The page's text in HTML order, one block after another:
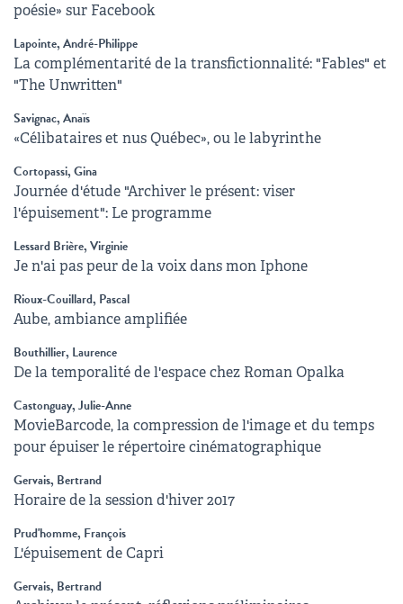
poésie» sur Facebook
Lapointe, André-Philippe
La complémentarité de la transfictionnalité: "Fables" et
"The Unwritten"
Savignac, Anaïs
«Célibataires et nus Québec», ou le labyrinthe
Cortopassi, Gina
Journée d'étude "Archiver le présent: viser
l'épuisement": Le programme
Lessard Brière, Virginie
Je n'ai pas peur de la voix dans mon Iphone
Rioux-Couillard, Pascal
Aube, ambiance amplifiée
Bouthillier, Laurence
De la temporalité de l'espace chez Roman Opalka
Castonguay, Julie-Anne
MovieBarcode, la compression de l'image et du temps
pour épuiser le répertoire cinématographique
Gervais, Bertrand
Horaire de la session d'hiver 2017
Prud'homme, François
L'épuisement de Capri
Gervais, Bertrand